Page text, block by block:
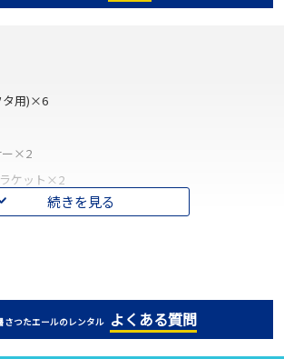
タ用)×6
ー×2
ケット×2
)
続きを見る
さつたエールのレンタル よくある質問